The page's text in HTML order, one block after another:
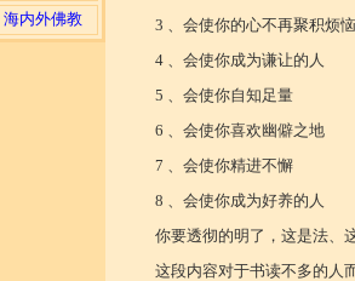
海内外佛教
3 、会使你的心不再聚积烦恼
4 、会使你成为谦让的人
5 、会使你自知足量
6 、会使你喜欢幽僻之地
7 、会使你精进不懈
8 、会使你成为好养的人
你要透彻的明了，这是法、
这段内容对于书读不多的人